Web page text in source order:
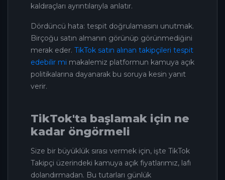
kaldıraçları ayrıntılarıyla anlatır.
Dördüncü hata: tespit doğrulamasını unutmak.
Birçoğu satın almanın görünüp görünmediğini
merak eder. TikTok satın alınan takipçileri tespit
edebilir mi makalemiz platformun kamuya açık
politikalarına dayanarak bu soruya kesin yanıt
verir.
TikTok'ta başlamak için ne
kadar öngörmeli
Size bir büyüklük sırası vermek için, işte TikTok
Takipçi üzerindeki kamuya açık fiyatlarımız, lafı
dolandırmadan. Bu tutarları günlük